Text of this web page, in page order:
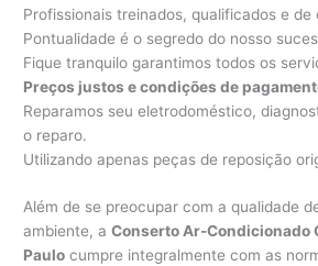
Profissionais treinados, qualificados e de
Pontualidade é o segredo do nosso
Fique tranquilo garantimos todos os
Preços justos e condições de
Reparamos seu eletrodoméstico,
o reparo.
Utilizando apenas peças de reposição
Além de se preocupar com a qualidade
ambiente, aConserto Ar-Condicionado
Paulo cumpre integralmente com as